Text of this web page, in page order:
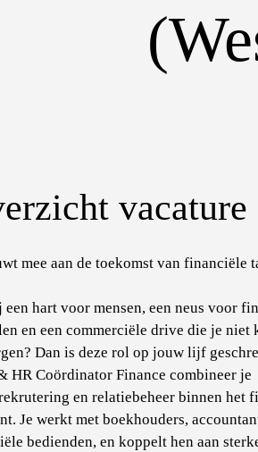
vacature
mee aan de toekomst van financiële
hart voor mensen, een neus voor
en een commerciële drive die je niet
Dan is deze rol op jouw lijf
HR Coördinator Finance combineer je
en relatiebeheer binnen het
Je werkt met boekhouders,
bedienden, en koppelt hen aan